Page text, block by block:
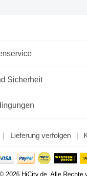
Sicherheit
Lieferung verfolgen
2026 HiCity.de. Alle Rechte